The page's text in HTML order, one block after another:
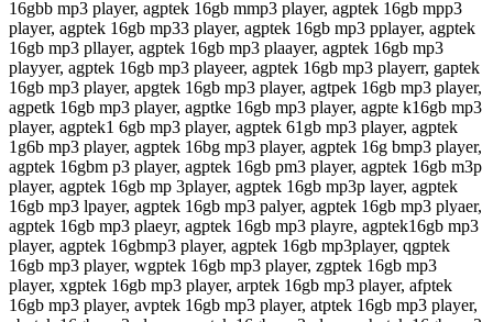
16gbb mp3 player, agptek 16gb mmp3 player, agptek 16gb mpp3
player, agptek 16gb mp33 player, agptek 16gb mp3 pplayer, agptek
16gb mp3 pllayer, agptek 16gb mp3 plaayer, agptek 16gb mp3
playyer, agptek 16gb mp3 playeer, agptek 16gb mp3 playerr, gaptek
16gb mp3 player, apgtek 16gb mp3 player, agtpek 16gb mp3 player,
agpetk 16gb mp3 player, agptke 16gb mp3 player, agpte k16gb mp3
player, agptek1 6gb mp3 player, agptek 61gb mp3 player, agptek
1g6b mp3 player, agptek 16bg mp3 player, agptek 16g bmp3 player,
agptek 16gbm p3 player, agptek 16gb pm3 player, agptek 16gb m3p
player, agptek 16gb mp 3player, agptek 16gb mp3p layer, agptek
16gb mp3 lpayer, agptek 16gb mp3 palyer, agptek 16gb mp3 plyaer,
agptek 16gb mp3 plaeyr, agptek 16gb mp3 playre, agptek16gb mp3
player, agptek 16gbmp3 player, agptek 16gb mp3player, qgptek
16gb mp3 player, wgptek 16gb mp3 player, zgptek 16gb mp3
player, xgptek 16gb mp3 player, arptek 16gb mp3 player, afptek
16gb mp3 player, avptek 16gb mp3 player, atptek 16gb mp3 player,